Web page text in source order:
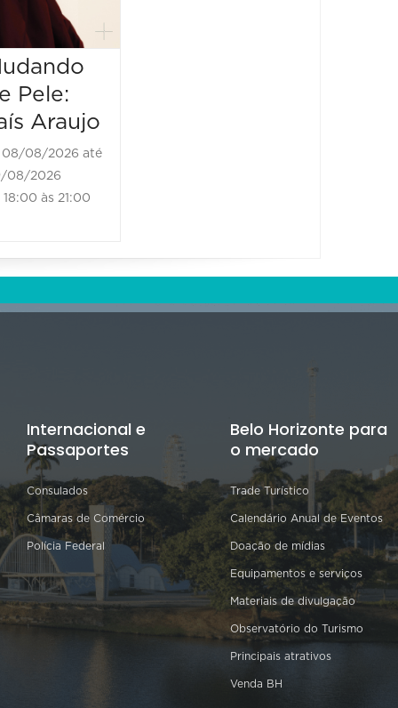
Pele:
Araujo
08/08/2026 até
08/2026
às 21:00
Internacional e
Passaportes
Consulados
Câmaras de Comércio
Polícia Federal
Belo Horizonte para
o mercado
Trade Turístico
Calendário Anual de Eventos
Doação de mídias
Equipamentos e serviços
Materiais de divulgação
Observatório do Turismo
Principais atrativos
Venda BH